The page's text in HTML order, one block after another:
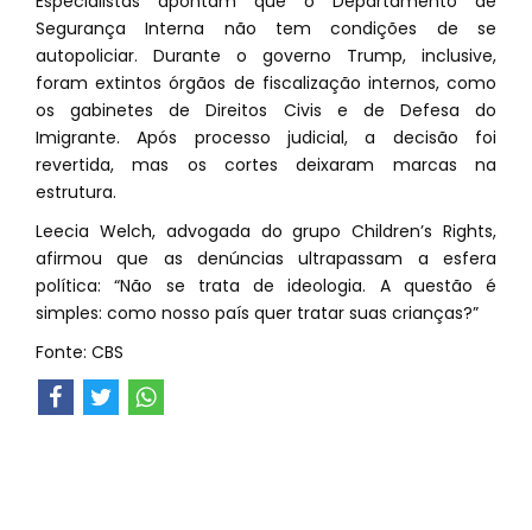
Segurança Interna não tem condições de se
autopoliciar. Durante o governo Trump, inclusive,
foram extintos órgãos de fiscalização internos, como
os gabinetes de Direitos Civis e de Defesa do
Imigrante. Após processo judicial, a decisão foi
revertida, mas os cortes deixaram marcas na
estrutura.
Leecia Welch, advogada do grupo Children’s Rights,
afirmou que as denúncias ultrapassam a esfera
política: “Não se trata de ideologia. A questão é
simples: como nosso país quer tratar suas crianças?”
Fonte: CBS